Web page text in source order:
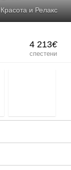
Красота и Релакс
4 213€
спестени